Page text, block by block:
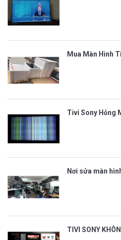
Mua Màn Hình
Tivi Sony Hỏng
Nơi sửa màn
TIVI SONY